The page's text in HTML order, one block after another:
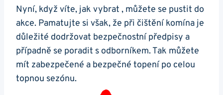
Nyní, když víte, jak vybrat , můžete se pustit do
akce. Pamatujte si však, že při čištění komína je
důležité dodržovat bezpečnostní předpisy a
případně se poradit s odborníkem. Tak můžete
mít zabezpečené a bezpečné topení po celou
topnou sezónu.